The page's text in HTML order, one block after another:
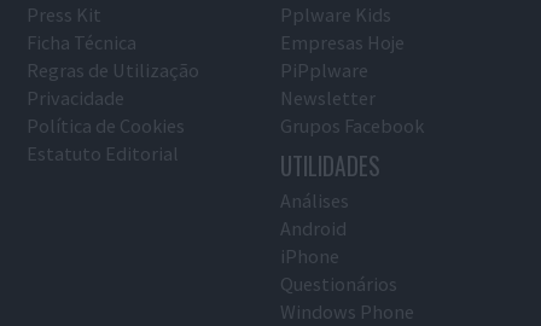
Press Kit
Ficha Técnica
Regras de Utilização
Privacidade
Política de Cookies
Estatuto Editorial
Pplware Kids
Empresas Hoje
PiPplware
Newsletter
Grupos Facebook
UTILIDADES
Análises
Android
iPhone
Questionários
Windows Phone